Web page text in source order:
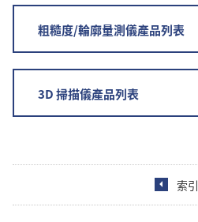
粗糙度/輪廓量測儀產品列表
3D 掃描儀產品列表
索引